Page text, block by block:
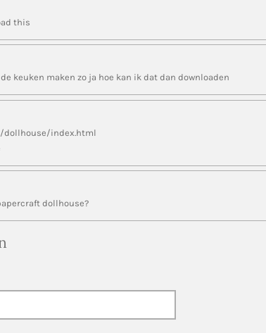
this
keuken maken zo ja hoe kan ik dat dan downloaden
index.html
dollhouse?